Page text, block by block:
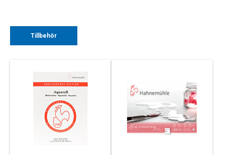
Tillbehör